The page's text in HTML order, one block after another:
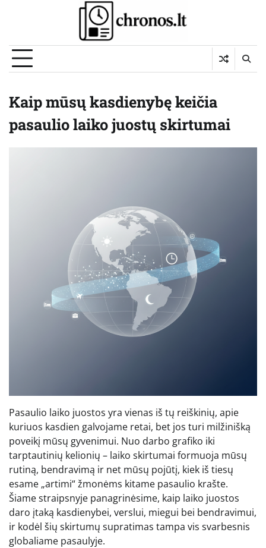
Kaip mūsų kasdienybę keičia
pasaulio laiko juostų skirtumai
Pasaulio laiko juostos yra vienas iš tų reiškinių, apie
kuriuos kasdien galvojame retai, bet jos turi milžinišką
poveikį mūsų gyvenimui. Nuo darbo grafiko iki
tarptautinių kelionių – laiko skirtumai formuoja mūsų
rutiną, bendravimą ir net mūsų pojūtį, kiek iš tiesų
esame „artimi“ žmonėms kitame pasaulio krašte.
Šiame straipsnyje panagrinėsime, kaip laiko juostos
daro įtaką kasdienybei, verslui, miegui bei bendravimui,
ir kodėl šių skirtumų supratimas tampa vis svarbesnis
globaliame pasaulyje.